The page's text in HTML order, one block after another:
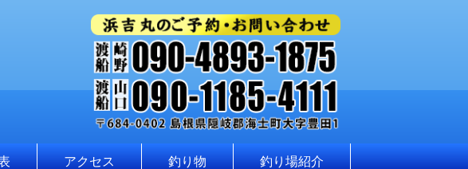
アクセス 釣り物 釣り場紹介